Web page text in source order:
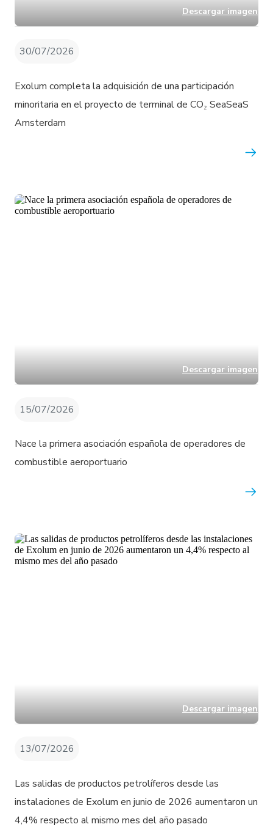
Descargar imagen
30/07/2026
Exolum completa la adquisición de una participación
minoritaria en el proyecto de terminal de CO₂ SeaSeaS
Amsterdam
Descargar imagen
15/07/2026
Nace la primera asociación española de operadores de
combustible aeroportuario
Descargar imagen
13/07/2026
Las salidas de productos petrolíferos desde las
instalaciones de Exolum en junio de 2026 aumentaron un
4,4% respecto al mismo mes del año pasado